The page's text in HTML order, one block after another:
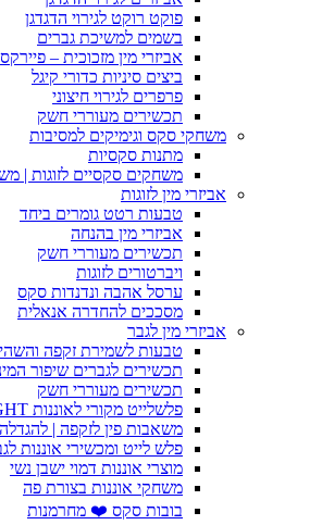
פוקט רוקט לגירוי הדגדגן
בשמים למשיכת גברים
אביזרי מין מזכוכית – פיירקס
ביצים סיניות כדורי קיגל
פרפרים לגירוי חיצוני
תכשירים מעוררי חשק
משחקי סקס וגימיקים למסיבות
מתנות סקסיות
משחקים סקסיים לזוגות |
אביזרי מין לזוגות
טבעות רטט גומרים ביחד
אביזרי מין בהנחה
תכשירים מעוררי חשק
ויברטורים לזוגות
ערסל אהבה ונדנדות סקס
מסככים להחדרה אנאלית
אביזרי מין לגבר
טבעות לשמירת זקפה
תכשירים לגברים שיפור
תכשירים מעוררי חשק
פלשלייט מקורי לאוננות FLESHLIGHT
משאבות פין לזקפה | להגדלה
פלש לייט ומכשירי אוננות
מוצרי אוננות דמוי ישבן נשי
משחקי אוננות בצורת פה
בובות סקס ❤️ מחרמנות